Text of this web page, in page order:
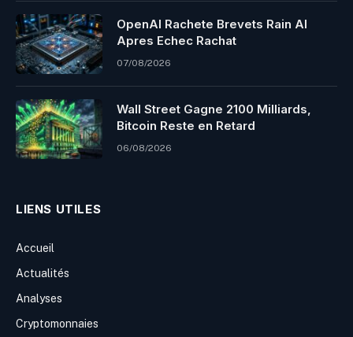
OpenAI Rachete Brevets Rain AI
Apres Echec Rachat
07/08/2026
Wall Street Gagne 2100 Milliards,
Bitcoin Reste en Retard
06/08/2026
LIENS UTILES
Accueil
Actualités
Analyses
Cryptomonnaies